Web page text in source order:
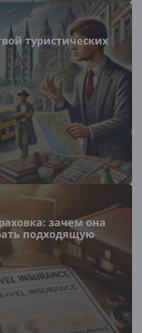
туристических
зачем она
подходящую